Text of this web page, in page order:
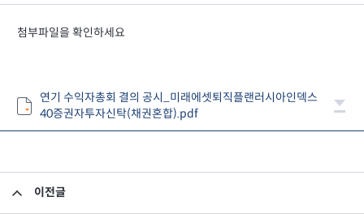
첨부파일을 확인하세요
연기 수익자총회 결의 공시_미래에셋퇴직플랜러시아인덱스
40증권자투자신탁(채권혼합).pdf
이전글